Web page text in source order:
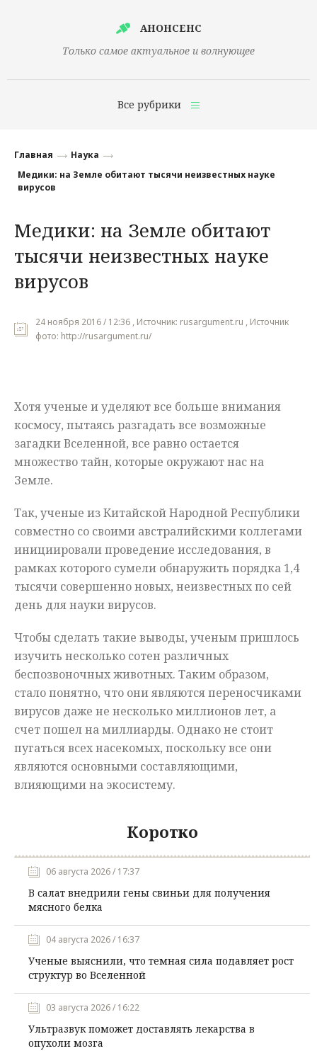
АНОНСЕНС
Только самое актуальное и волнующее
Все рубрики
Финансы
Наука
Культура
Общество
Мнения
Главная
Наука
Медики: на Земле обитают тысячи неизвестных науке
вирусов
Медики: на Земле обитают
тысячи неизвестных науке
вирусов
24 ноября 2016 / 12:36 , Источник: rusargument.ru , Источник
фото: http://rusargument.ru/
Хотя ученые и уделяют все больше внимания
космосу, пытаясь разгадать все возможные
загадки Вселенной, все равно остается
множество тайн, которые окружают нас на
Земле.
Так, ученые из Китайской Народной Республики
совместно со своими австралийскими коллегами
инициировали проведение исследования, в
рамках которого сумели обнаружить порядка 1,4
тысячи совершенно новых, неизвестных по сей
день для науки вирусов.
Чтобы сделать такие выводы, ученым пришлось
изучить несколько сотен различных
беспозвоночных животных. Таким образом,
стало понятно, что они являются переносчиками
вирусов даже не несколько миллионов лет, а
счет пошел на миллиарды. Однако не стоит
пугаться всех насекомых, поскольку все они
являются основными составляющими,
влияющими на экосистему.
Коротко
06 августа 2026 / 17:37
В салат внедрили гены свиньи для получения
мясного белка
04 августа 2026 / 16:37
Ученые выяснили, что темная сила подавляет рост
структур во Вселенной
03 августа 2026 / 16:22
Ультразвук поможет доставлять лекарства в
опухоли мозга